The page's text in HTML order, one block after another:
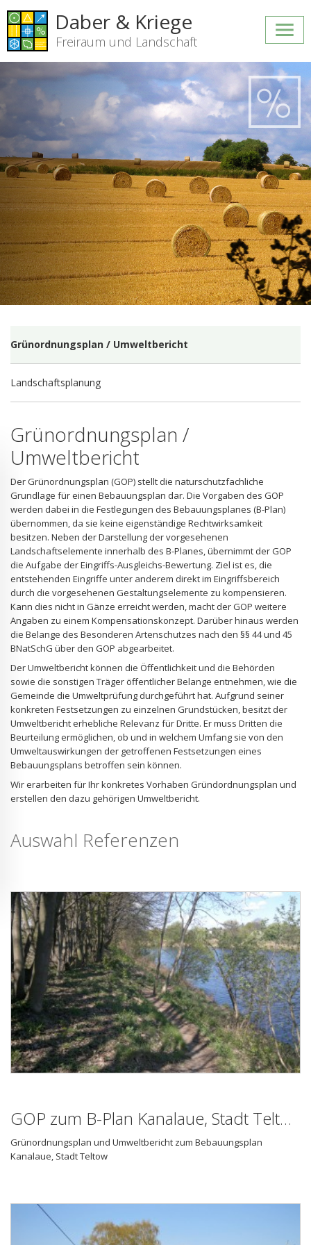
Daber & Kriege
Freiraum und Landschaft
Grünordnungsplan / Umweltbericht
Landschaftsplanung
Grünordnungsplan /
Umweltbericht
Der Grünordnungsplan (GOP) stellt die naturschutzfachliche
Grundlage für einen Bebauungsplan dar. Die Vorgaben des GOP
werden dabei in die Festlegungen des Bebauungsplanes (B-Plan)
übernommen, da sie keine eigenständige Rechtwirksamkeit
besitzen. Neben der Darstellung der vorgesehenen
Landschaftselemente innerhalb des B-Planes, übernimmt der GOP
die Aufgabe der Eingriffs-Ausgleichs-Bewertung. Ziel ist es, die
entstehenden Eingriffe unter anderem direkt im Eingriffsbereich
durch die vorgesehenen Gestaltungselemente zu kompensieren.
Kann dies nicht in Gänze erreicht werden, macht der GOP weitere
Angaben zu einem Kompensationskonzept. Darüber hinaus werden
die Belange des Besonderen Artenschutzes nach den §§ 44 und 45
BNatSchG über den GOP abgearbeitet.
Der Umweltbericht können die Öffentlichkeit und die Behörden
sowie die sonstigen Träger öffentlicher Belange entnehmen, wie die
Gemeinde die Umweltprüfung durchgeführt hat. Aufgrund seiner
konkreten Festsetzungen zu einzelnen Grundstücken, besitzt der
Umweltbericht erhebliche Relevanz für Dritte. Er muss Dritten die
Beurteilung ermöglichen, ob und in welchem Umfang sie von den
Umweltauswirkungen der getroffenen Festsetzungen eines
Bebauungsplans betroffen sein können.
Wir erarbeiten für Ihr konkretes Vorhaben Gründordnungsplan und
erstellen den dazu gehörigen Umweltbericht.
Auswahl Referenzen
GOP zum B-Plan Kanalaue, Stadt Teltow
Grünordnungsplan und Umweltbericht zum Bebauungsplan
Kanalaue, Stadt Teltow